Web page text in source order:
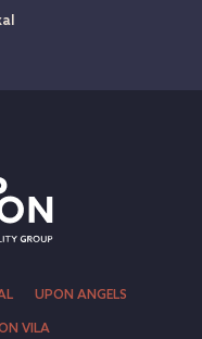
UPON ANGELS
VILA